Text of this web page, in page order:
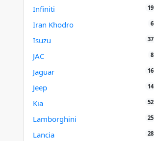
Infiniti 19
Iran Khodro 6
Isuzu 37
JAC 8
Jaguar 16
Jeep 14
Kia 52
Lamborghini 25
Lancia 28